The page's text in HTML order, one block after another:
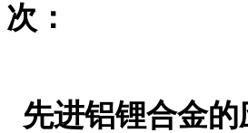
次：
先进铝锂合金